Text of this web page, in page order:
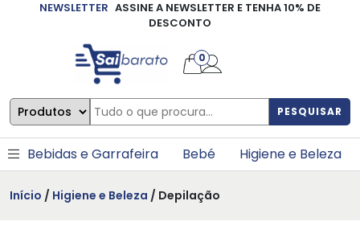
NEWSLETTER ASSINE A NEWSLETTER E TENHA 10% DE
DESCONTO
PESQUISAR
0
Bebidas e Garrafeira Bebé Higiene e Beleza
Início / Higiene e Beleza / Depilação